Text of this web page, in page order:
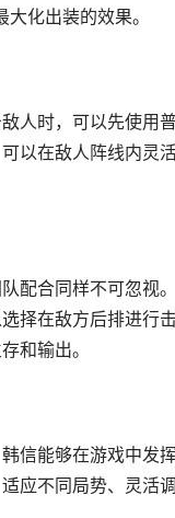
化出装的效果。
人时，可以先使用
以在敌人阵线内灵
配合同样不可忽视
择在敌方后排进行
和输出。
信能够在游戏中发
应不同局势、灵活